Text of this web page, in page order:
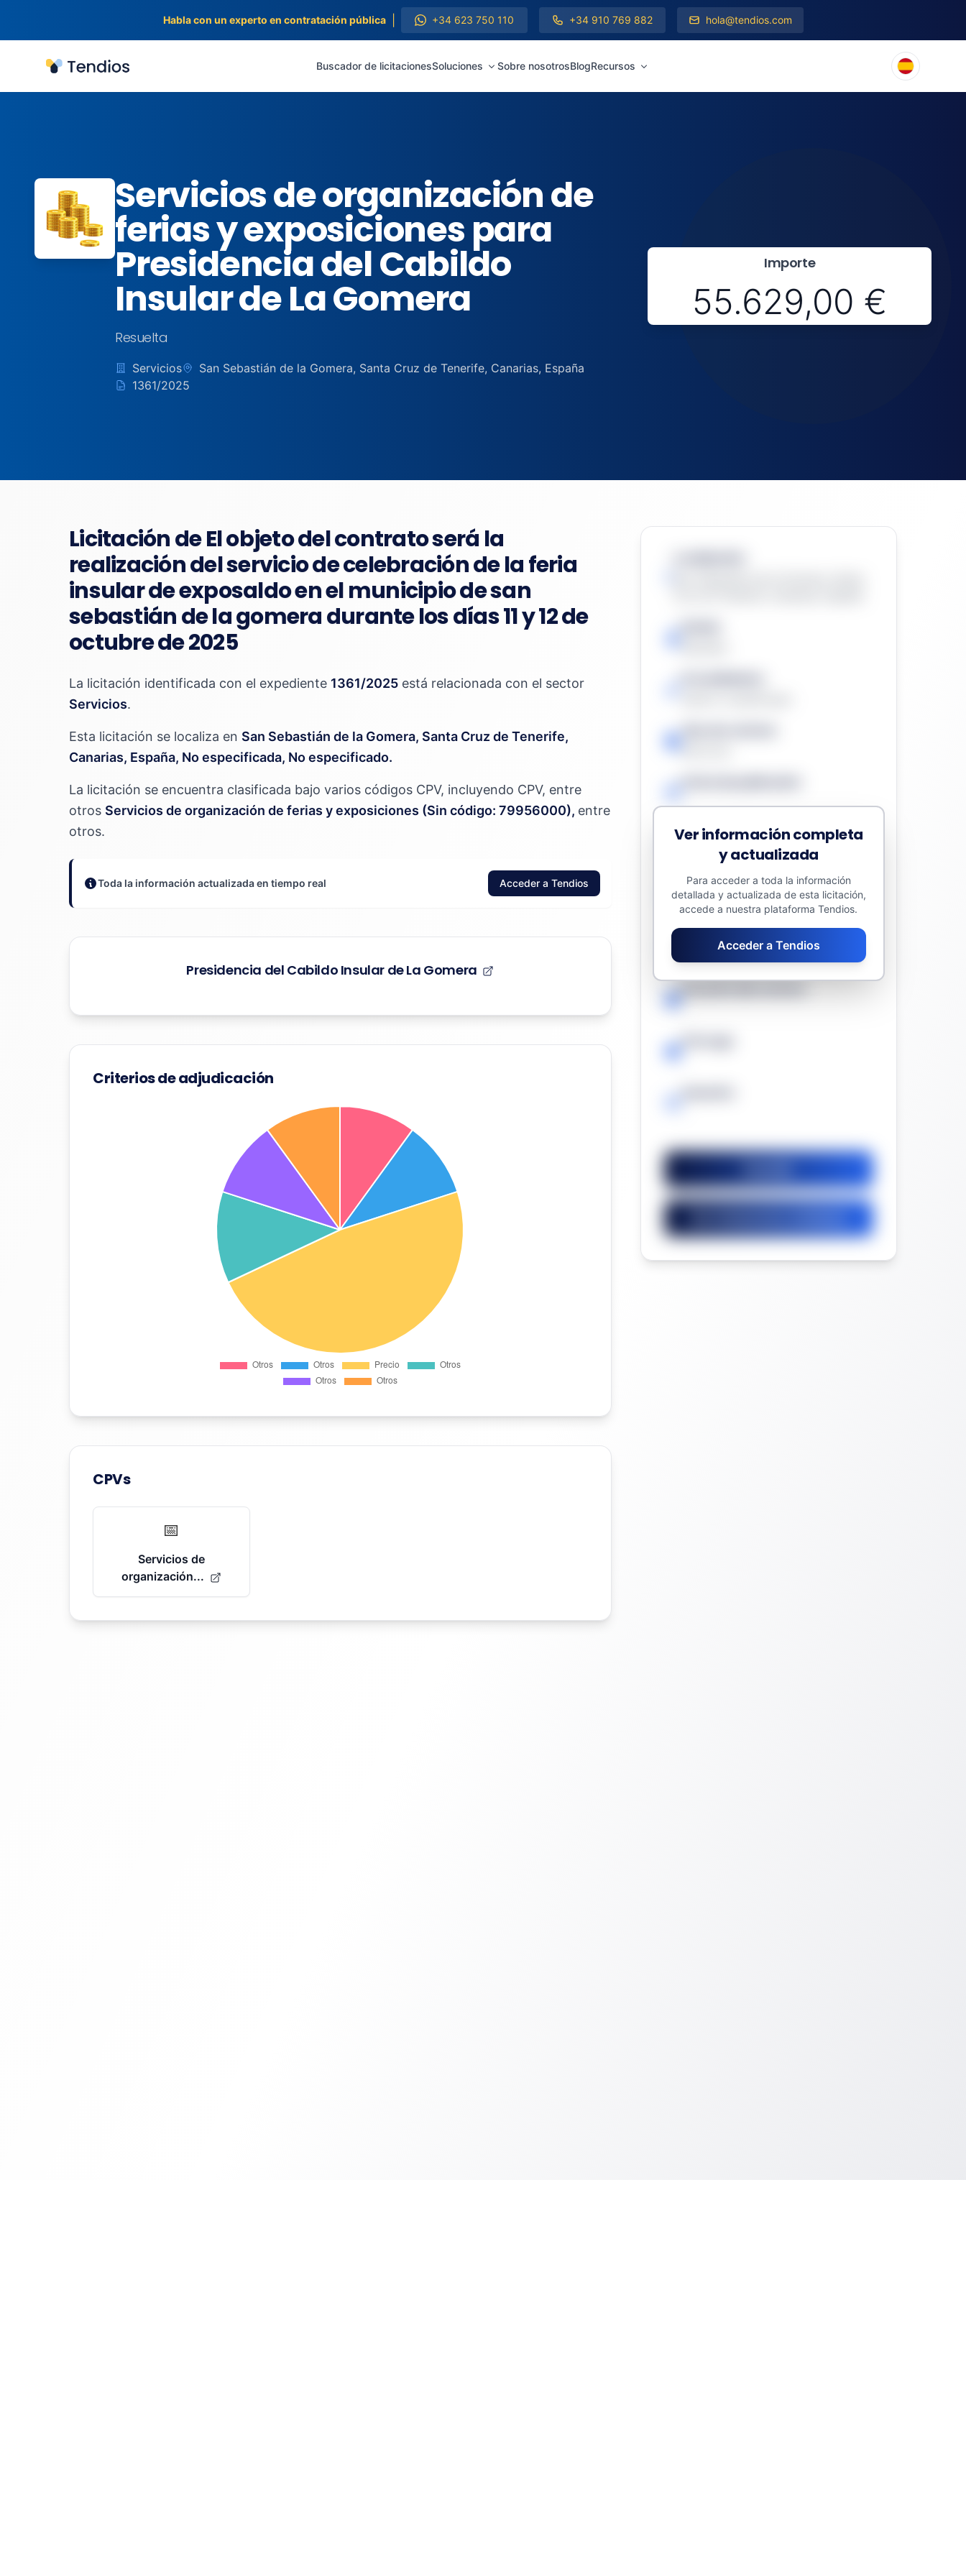
Habla con un experto en contratación pública +34 623 750 110 +34 910 769 882 hola@tendios.com
Tendios Buscador de licitacionesSoluciones Sobre nosotrosBlogRecursos
Servicios de organización de
ferias y exposiciones para
Presidencia del Cabildo
Insular de La Gomera
Resuelta
Servicios
San Sebastián de la Gomera, Santa Cruz de Tenerife, Canarias, España
1361/2025
Importe
55.629,00 €
Licitación de El objeto del contrato será la
realización del servicio de celebración de la feria
insular de exposaldo en el municipio de san
sebastián de la gomera durante los días 11 y 12 de
octubre de 2025
La licitación identificada con el expediente 1361/2025 está relacionada con el sector
Servicios.
Esta licitación se localiza en San Sebastián de la Gomera, Santa Cruz de Tenerife,
Canarias, España, No especificada, No especificado.
La licitación se encuentra clasificada bajo varios códigos CPV, incluyendo CPV, entre
otros Servicios de organización de ferias y exposiciones (Sin código: 79956000), entre
otros.
Toda la información actualizada en tiempo real Acceder a Tendios
Presidencia del Cabildo Insular de La Gomera
Criterios de adjudicación
CPVs
📅
Servicios de
organización...
Tipo de contrato
-
Presupuesto sin impuestos
55.629,00 €
Valor estimado del contrato
55.629,00 €
Fecha límite
-
Prórroga
-
Ver información completa
y actualizada
Para acceder a toda la información
detallada y actualizada de esta licitación,
accede a nuestra plataforma Tendios.
Acceder a Tendios